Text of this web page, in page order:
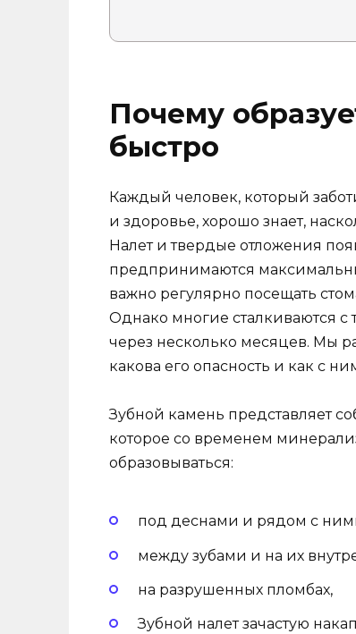
Почему
быстро
Каждый человек, который
и здоровье, хорошо знает,
Налет и твердые отложения
предпринимаются
важно регулярно посещать
Однако многие сталкиваются с
через несколько месяцев. Мы
какова его опасность и как с
Зубной камень представляет
которое со временем
образовываться:
под деснами и рядом с
между зубами и на их
на разрушенных пломбах,
Зубной налет зачастую